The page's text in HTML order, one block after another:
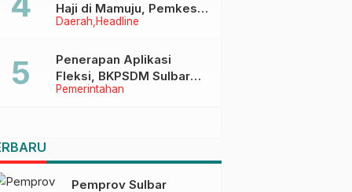
Daerah Headline
Haji di Mamuju, Pemkesra
dan Kementerian Haji
Pemerintahan
Penerapan Aplikasi
Fleksi, BKPSDM Sulbar
Dorong Transformasi
Pemprov Sulbar